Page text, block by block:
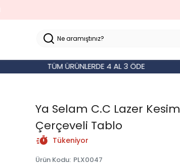
TÜM ÜRÜNLERDE 4 AL 3 ÖDE
Ya Selam C.C Lazer Kesim
Çerçeveli Tablo
Tükeniyor
Ürün Kodu: PLX0047